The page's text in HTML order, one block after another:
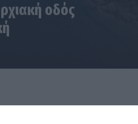
οδός